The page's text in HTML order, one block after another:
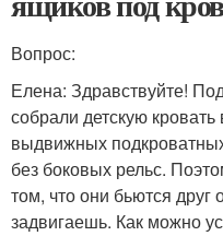
Вопрос:
Елена: Здравствуйте!
собрали детскую
выдвижных
без боковых рельс.
том, что они бьются друг
задвигаешь. Как можно